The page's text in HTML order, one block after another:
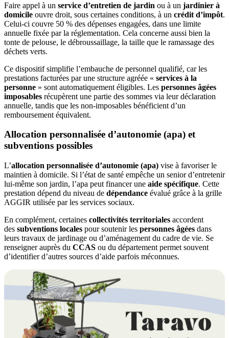
Faire appel à un service d’entretien de jardin ou à un jardinier à
domicile ouvre droit, sous certaines conditions, à un crédit d’impôt.
Celui-ci couvre 50 % des dépenses engagées, dans une limite
annuelle fixée par la réglementation. Cela concerne aussi bien la
tonte de pelouse, le débroussaillage, la taille que le ramassage des
déchets verts.
Ce dispositif simplifie l’embauche de personnel qualifié, car les
prestations facturées par une structure agréée « services à la
personne » sont automatiquement éligibles. Les personnes âgées
imposables récupèrent une partie des sommes via leur déclaration
annuelle, tandis que les non-imposables bénéficient d’un
remboursement équivalent.
Allocation personnalisée d’autonomie (apa) et
subventions possibles
L’allocation personnalisée d’autonomie (apa) vise à favoriser le
maintien à domicile. Si l’état de santé empêche un senior d’entretenir
lui-même son jardin, l’apa peut financer une aide spécifique. Cette
prestation dépend du niveau de dépendance évalué grâce à la grille
AGGIR utilisée par les services sociaux.
En complément, certaines collectivités territoriales accordent
des subventions locales pour soutenir les personnes âgées dans
leurs travaux de jardinage ou d’aménagement du cadre de vie. Se
renseigner auprès du CCAS ou du département permet souvent
d’identifier d’autres sources d’aide parfois méconnues.